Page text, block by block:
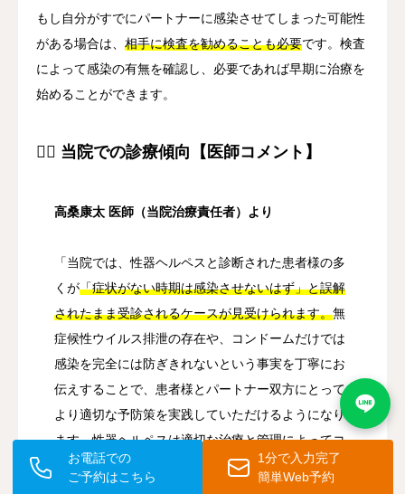
もし自分がすでにパートナーに感染させてしまった可能性
がある場合は、 相手に検査を勧めることも必要です。検査
によって感染の有無を確認し、必要であれば早期に治療を
始めることができます。
👨‍⚕️ 当院での診療傾向【医師コメント】
高桑康太 医師（当院治療責任者）より
「当院では、性器ヘルペスと診断された患者様の多
くが「症状がない時期は感染させないはず」と誤解
されたまま受診されるケースが見受けられます。無
症候性ウイルス排泄の存在や、コンドームだけでは
感染を完全には防ぎきれないという事実を丁寧にお
伝えすることで、患者様とパートナー双方にとって
より適切な予防策を実践していただけるようになり
ます。性器ヘルペスは適切な治療と管理によってコ
ントロールできる疾患
ですので、一人で抱え込ま
お電話での
ご予約はこちら
1分で入力完了
簡単Web予約